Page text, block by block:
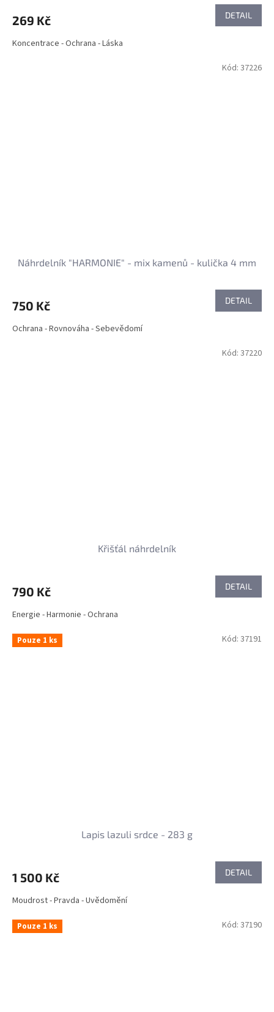
269 Kč DETAIL
Koncentrace - Ochrana - Láska
Náhrdelník "HARMONIE" - mix kamenů - kulička 4 mm
750 Kč DETAIL
Ochrana - Rovnováha - Sebevědomí
Kód: 37226
Křišťál náhrdelník
790 Kč DETAIL
Energie - Harmonie - Ochrana
Kód: 37220
Pouze 1 ks
Lapis lazuli srdce - 283 g
1 500 Kč DETAIL
Moudrost - Pravda - Uvědomění
Kód: 37191
Pouze 1 ks Kód: 37190